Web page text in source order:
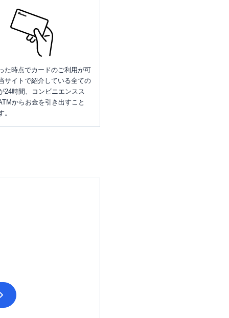
た時点でカードのご利用が可
サイトで紹介している全ての
24時間、コンビニエンスス
からお金を引き出すこと
。